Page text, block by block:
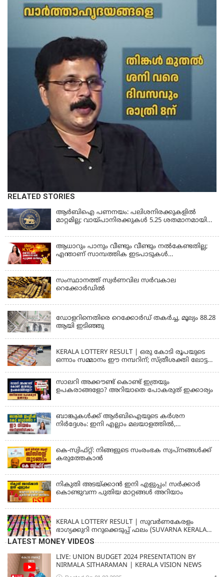
RELATED STORIES
ആർബിഐ പണനയം: പലിശനിരക്കുകളിൽ
മാറ്റമില്ല; വായ്പാനിരക്കുകൾ 5.25 ശതമാനമായി
ആധാറും പാനും വീണ്ടും വീണ്ടും നൽകേണ്ടതില്ല;
എന്താണ് സാമ്പത്തിക ഇടപാടുകൾ
സംസ്ഥാനത്ത് സ്വര്‍ണവില സര്‍വകാല
റെക്കോര്‍ഡില്‍
ഡോളറിനെതിരെ റെക്കോർഡ് തകർച്ച, മൂല്യം 88.28
ആയി ഇടിഞ്ഞു
KERALA LOTTERY RESULT | ഒരു കോടി രൂപയുടെ
ഒന്നാം സമ്മാനം ഈ നമ്പറിന്; സ്ത്രീശക്തി ലോട്ടറി
സാലറി അക്കൗണ്ട് കൊണ്ട് ഇത്രയും
ഉപകരാങ്ങളോ? അറിയാതെ പോകരുത് ഇക്കാര്യം
ബാങ്കുകൾക്ക് ആർബിഐയുടെ കർശന
നിർദ്ദേശം: ഇനി എല്ലാം മലയാളത്തിൽ,
കെ-സ്വിഫ്റ്റ്: നിങ്ങളുടെ സംരംഭക സ്വപ്നങ്ങൾക്ക്
കരുത്തേകാൻ
നികുതി അടയ്ക്കാൻ ഇനി എളുപ്പം! സർക്കാർ
കൊണ്ടുവന്ന പുതിയ മാറ്റങ്ങൾ അറിയാം
KERALA LOTTERY RESULT | സുവര്‍ണകേരളം
ഭാഗ്യക്കുറി നറുക്കെടുപ്പ് ഫലം (SUVARNA KERALAM
SK-16)
LATEST MONEY VIDEOS
LIVE: UNION BUDGET 2024 PRESENTATION BY
NIRMALA SITHARAMAN | KERALA VISION NEWS